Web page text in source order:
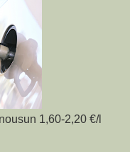
1,60-2,20 €/l